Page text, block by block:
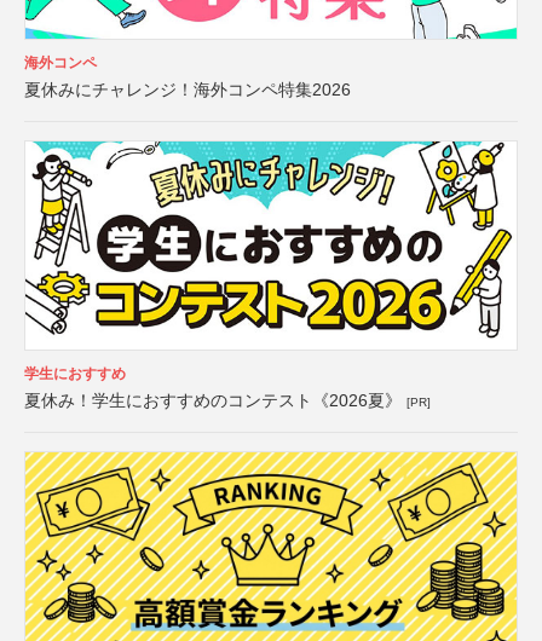
海外コンペ
夏休みにチャレンジ！海外コンペ特集2026
学生におすすめ
夏休み！学生におすすめのコンテスト《2026夏》 [PR]